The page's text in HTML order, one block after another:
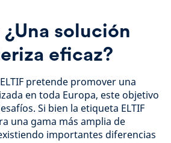
¿Una solución
eficaz?
pretende promover una
en toda Europa, este objetivo
Si bien la etiqueta ELTIF
una gama más amplia de
importantes diferencias